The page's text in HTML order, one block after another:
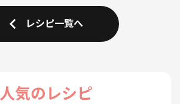
レシピ一覧へ
人気のレシピ